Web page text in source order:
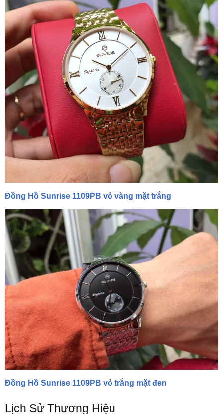
Đồng Hồ Sunrise 1109PB vỏ vàng mặt trắng
Đồng Hồ Sunrise 1109PB vỏ trắng mặt đen
Lịch Sử Thương Hiệu